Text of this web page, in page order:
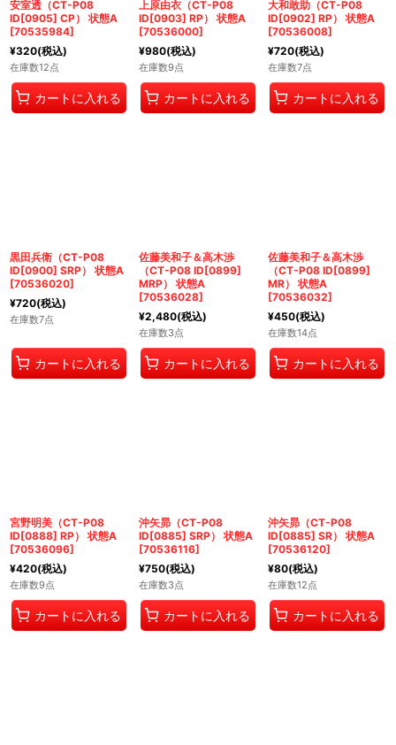
安室透（CT-P08
ID[0905] CP） 状態A
[70535984]
¥320(税込)
在庫数12点
カートに入れる
上原由衣（CT-P08
ID[0903] RP） 状態A
[70536000]
¥980(税込)
在庫数9点
カートに入れる
大和敢助（CT-P08
ID[0902] RP） 状態A
[70536008]
¥720(税込)
在庫数7点
カートに入れる
黒田兵衛（CT-P08
ID[0900] SRP） 状態A
[70536020]
¥720(税込)
在庫数7点
カートに入れる
佐藤美和子＆高木渉
（CT-P08 ID[0899]
MRP） 状態A
[70536028]
¥2,480(税込)
在庫数3点
カートに入れる
佐藤美和子＆高木渉
（CT-P08 ID[0899]
MR） 状態A
[70536032]
¥450(税込)
在庫数14点
カートに入れる
宮野明美（CT-P08
ID[0888] RP） 状態A
[70536096]
¥420(税込)
在庫数9点
カートに入れる
沖矢昴（CT-P08
ID[0885] SRP） 状態A
[70536116]
¥750(税込)
在庫数3点
カートに入れる
沖矢昴（CT-P08
ID[0885] SR） 状態A
[70536120]
¥80(税込)
在庫数12点
カートに入れる